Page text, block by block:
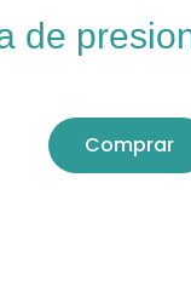
de
Comprar